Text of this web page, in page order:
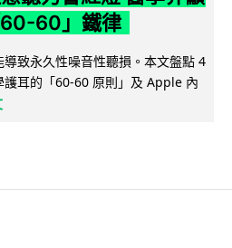
60」鐵律
致永久性噪音性聽損。本文盤點 4
耳的「60-60 原則」及 Apple 內